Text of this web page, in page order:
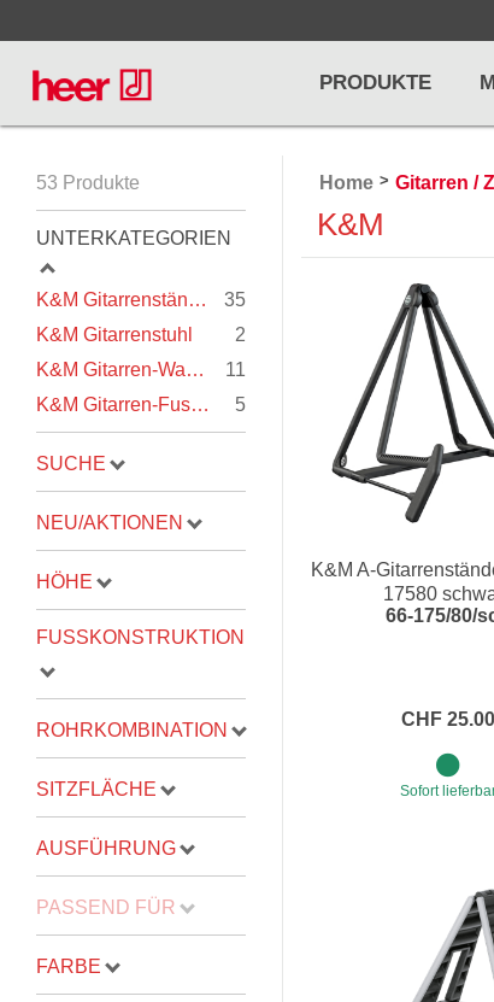
PRODUKTE
LICHT / EFFEKTE
Effekte
... mehr
PRO AUDIO, MICS, STANDS
Proel Pro Audio
... mehr
Violinen
Celli
Infos
Preisliste
53 Produkte
UNTERKATEGORIEN
K&M Gitarrenständer
35
K&M Gitarrenstuhl
2
K&M Gitarren-Wandhalter
11
K&M Gitarren-Fussschemel
5
SUCHE
NEU/AKTIONEN
HÖHE
FUSSKONSTRUKTION
ROHRKOMBINATION
SITZFLÄCHE
AUSFÜHRUNG
PASSEND FÜR
FARBE
Home > Gitarren /
K&M
K&M A-
17580
66-175/80/
CHF 25.00
Sofort